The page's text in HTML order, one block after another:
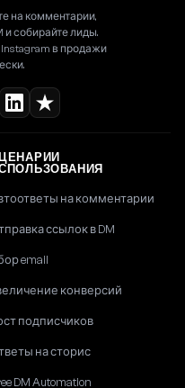
на комментарии,
и собирайте лиды.
в продажи
на комментарии
ссылок в DM
email
конверсий
подписчиков
на сторис
DM Automation